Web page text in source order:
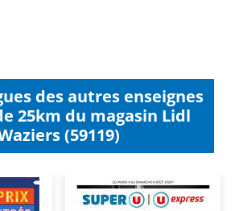
des autres enseignes
25km du magasin Lidl
(59119)